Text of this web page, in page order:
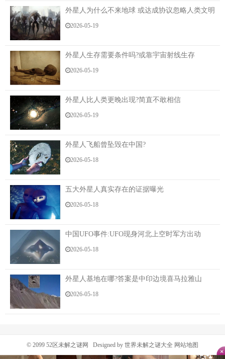
4、世界上人口寿命最长的国家：日本，男性预期寿
命为80岁，女性预期寿命为87岁。
界排名第7。
标签：
外星人为什么不来地球 或达成协议忽略人类文明
2026-05-19
外星人生存需要条件吗?或靠宇宙射线生存
2026-05-19
外星人比人类更晚出现?简直不敢相信
2026-05-19
外星人飞船曾坠毁在中国?
2026-05-18
五大外星人真实存在的证据曝光
2026-05-18
中国UFO事件:UFO现身河北上空时军方出动
2026-05-18
外星人基地在哪?答案是中印边境喜马拉雅山
2026-05-18
© 2099 52区未解之谜网 Designed by 世界未解之谜大全 网站地图